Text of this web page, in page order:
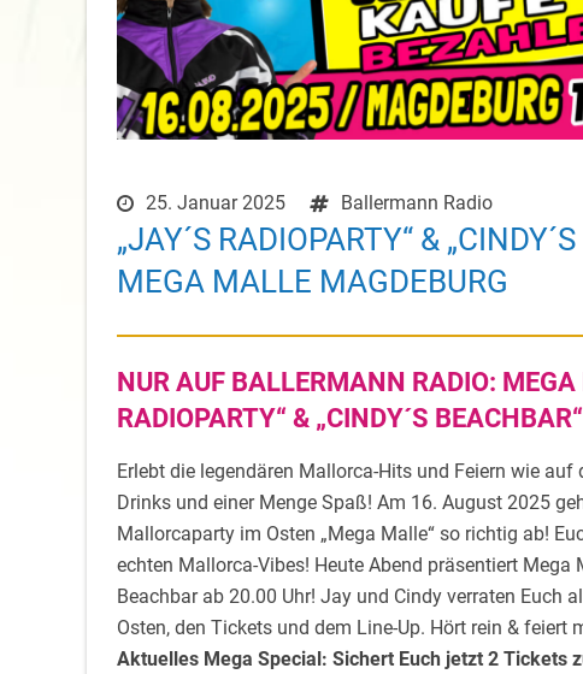
25. Januar 2025 Ballermann Radio
„JAY´S RADIOPARTY“ &
MEGA MALLE MAGDEBURG
NUR AUF BALLERMANN RADIO:
RADIOPARTY“ & „CINDY´S BEACHBAR“
Erlebt die legendären Mallorca-Hits und Feiern wie
Drinks und einer Menge Spaß! Am 16. August 2025
Mallorcaparty im Osten „Mega Malle“ so richtig ab!
echten Mallorca-Vibes! Heute Abend präsentiert
Beachbar ab 20.00 Uhr! Jay und Cindy verraten
Osten, den Tickets und dem Line-Up. Hört rein & feiert
Aktuelles Mega Special: Sichert Euch jetzt 2 Tickets